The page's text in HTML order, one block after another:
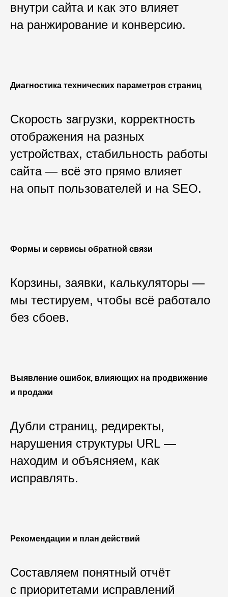
внутри сайта и как это влияет
на ранжирование и конверсию.
Диагностика технических параметров страниц
Скорость загрузки, корректность
отображения на разных
устройствах, стабильность работы
сайта — всё это прямо влияет
на опыт пользователей и на SEO.
Формы и сервисы обратной связи
Корзины, заявки, калькуляторы —
мы тестируем, чтобы всё работало
без сбоев.
Выявление ошибок, влияющих на продвижение
и продажи
Дубли страниц, редиректы,
нарушения структуры URL —
находим и объясняем, как
исправлять.
Рекомендации и план действий
Составляем понятный отчёт
с приоритетами исправлений